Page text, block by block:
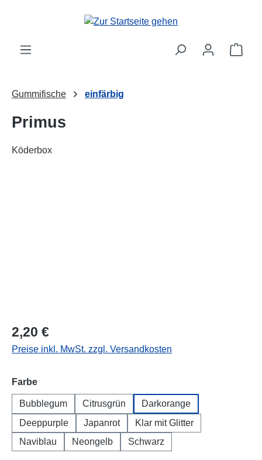
Gummifische einfärbig
Primus
Köderbox
2,20 €
Preise inkl. MwSt. zzgl. Versandkosten
Farbeauswählen
Bubblegum Citrusgrün
Darkorange
Deeppurple
Japanrot
Klar mit Glitter
Naviblau
Neongelb Schwarz